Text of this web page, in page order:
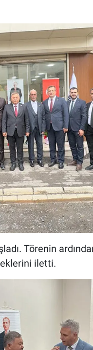
Törenin
iletti.